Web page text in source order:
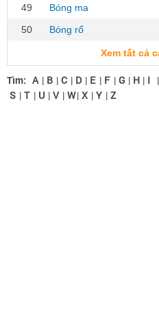
49
Bóng ma
50
Bóng rổ
Xem tất cả
Tìm: A | B | C | D | E | F | G | H | I |
S | T | U | V | W| X | Y | Z